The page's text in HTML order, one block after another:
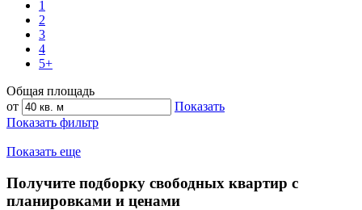
1
2
3
4
5+
Общая площадь
от
Показать
Показать фильтр
Показать еще
Получите подборку свободных квартир с
планировками и ценами